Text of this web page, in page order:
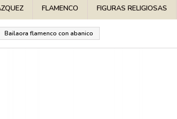
FLAMENCO FIGURAS RELIGIOSAS
Bailaora flamenco con abanico